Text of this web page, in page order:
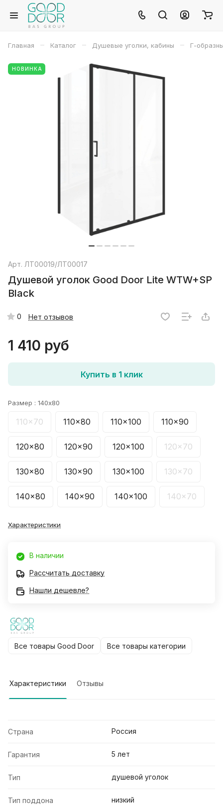
Главная – Каталог – Душевые уголки, кабины – Г-
НОВИНКА
Арт. ЛТ00019/ЛТ00017
Душевой уголок Good Door Lite WTW+SP
Black
0 Нет отзывов
1 410 руб
Купить в 1 клик
Размер : 140x80
110x70 110x80 110x100 110x90
120x80 120x90 120x100 120x70
130x80 130x90 130x100 130x70
140x80 140x90 140x100 140x70
Характеристики
В наличии
Рассчитать доставку
Нашли дешевле?
Все товары Good Door Все товары категории
Характеристики Отзывы
Страна Россия
Гарантия 5 лет
Тип душевой уголок
Тип поддона низкий